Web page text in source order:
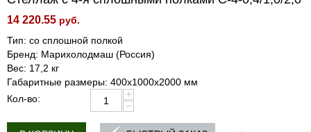
14 220.55 руб.
Тип: со сплошной полкой
Бренд: Марихолодмаш (Россия)
Вес: 17,2 кг
Габаритные размеры: 400х1000х2000 мм
Кол-во:
+
−